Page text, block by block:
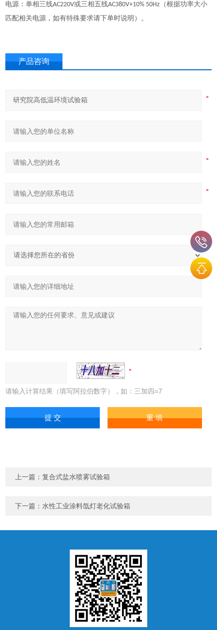
电源：单相三线AC220V或三相五线AC380V+10% 50Hz （根据功率大小
匹配相关电源，如有特殊要求请下单时说明）。
产品咨询
请输入计算结果（填写阿拉伯数字），如：三加四=7
上一篇：复合式盐水喷雾试验箱
下一篇： 水性工业涂料氙灯老化试验箱